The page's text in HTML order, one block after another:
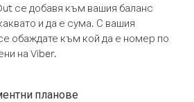
се добавя към вашия баланс
и да е сума. С вашия
обаждате към кой да е номер по
на Viber.
планове